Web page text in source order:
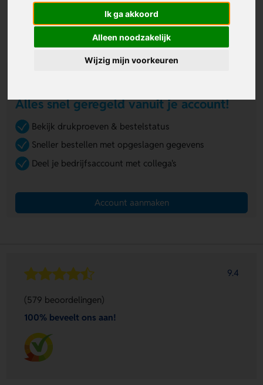
Ik ga akkoord
Alleen noodzakelijk
Wijzig mijn voorkeuren
Inloggen
Ik ben mijn wachtwoord vergeten
Alles snel geregeld vanuit je account!
Bekijk drukproeven & bestelstatus
Sneller bestellen met opgeslagen gegevens
Deel je bedrijfsaccount met collega's
Account aanmaken
9.4
(579 beoordelingen)
100% beveelt ons aan!